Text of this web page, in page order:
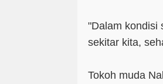
"Dalam kondisi
sekitar kita,
Tokoh muda